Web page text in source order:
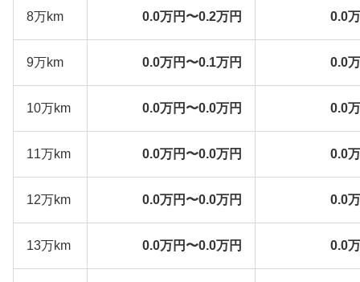
8万km 0.0万円〜0.2万円 0.0
9万km 0.0万円〜0.1万円 0.0
10万km 0.0万円〜0.0万円 0.0
11万km 0.0万円〜0.0万円 0.0
12万km 0.0万円〜0.0万円 0.0
13万km 0.0万円〜0.0万円 0.0